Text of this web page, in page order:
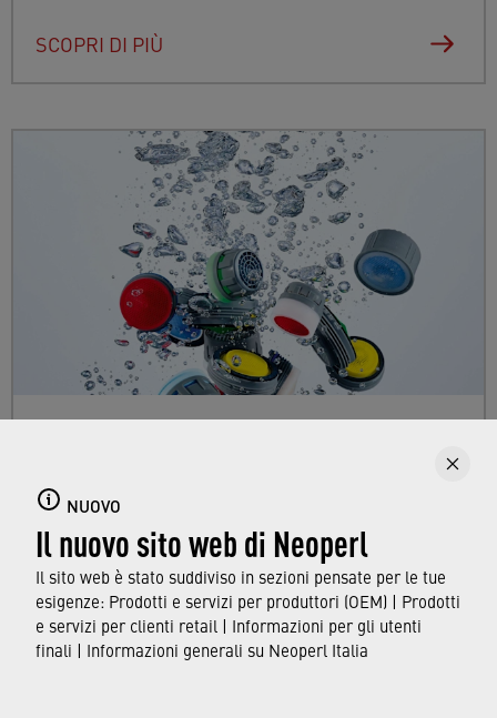
NUOVO
Il nuovo sito web di Neoperl
Il sito web è stato suddiviso in sezioni pensate per le tue
esigenze: Prodotti e servizi per produttori (OEM) | Prodotti
e servizi per clienti retail | Informazioni per gli utenti
finali | Informazioni generali su Neoperl Italia
SCOPRI DI PIÙ
Immergetevi nel variegato mondo degli
aeratori di Neoperl e scoprite i compiti
dell'aeratore, utilizzato quotidianamente in
tutte le case.
SCOPRI DI PIÙ